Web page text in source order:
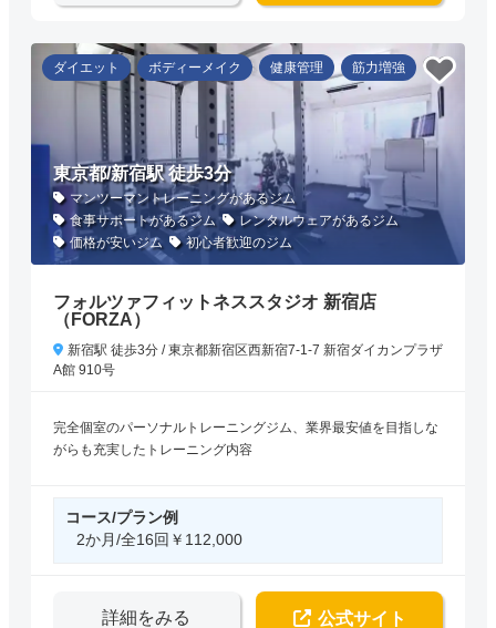
ダイエット ボディーメイク 健康管理 筋力増強
東京都/新宿駅 徒歩3分
マンツーマントレーニングがあるジム
食事サポートがあるジム
レンタルウェアがあるジム
価格が安いジム
初心者歓迎のジム
フォルツァフィットネススタジオ 新宿店
（FORZA）
新宿駅 徒歩3分 / 東京都新宿区西新宿7-1-7 新宿ダイカンプラザ
A館 910号
完全個室のパーソナルトレーニングジム、業界最安値を目指しな
がらも充実したトレーニング内容
コース/プラン例
2か月/全16回￥112,000
詳細をみる 公式サイト